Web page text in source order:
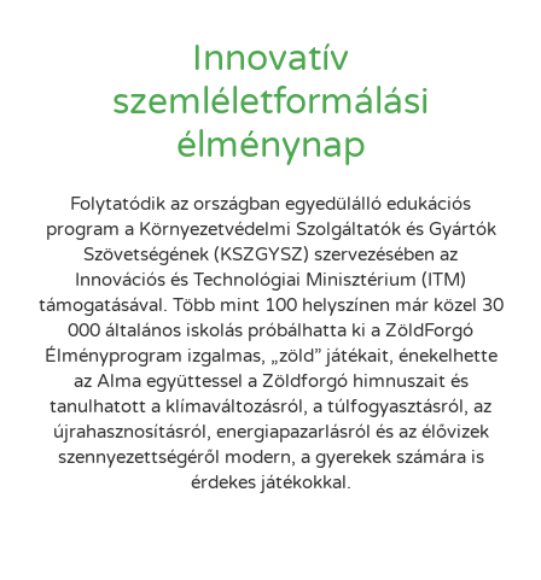
Innovatív
szemléletformálási
élménynap
Folytatódik az országban egyedülálló edukációs
program a Környezetvédelmi Szolgáltatók és Gyártók
Szövetségének (KSZGYSZ) szervezésében az
Innovációs és Technológiai Minisztérium (ITM)
támogatásával. Több mint 100 helyszínen már közel 30
000 általános iskolás próbálhatta ki a ZöldForgó
Élményprogram izgalmas, „zöld” játékait, énekelhette
az Alma együttessel a Zöldforgó himnuszait és
tanulhatott a klímaváltozásról, a túlfogyasztásról, az
újrahasznosításról, energiapazarlásról és az élővizek
szennyezettségéről modern, a gyerekek számára is
érdekes játékokkal.